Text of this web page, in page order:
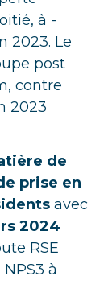
à -
2023. Le
post
contre
2023
de
prise en
avec
2024
RSE
à